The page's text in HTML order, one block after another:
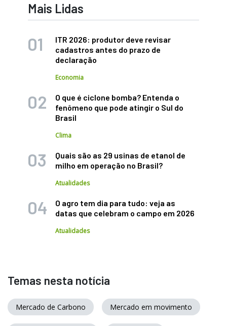
Mais Lidas
ITR 2026: produtor deve revisar
cadastros antes do prazo de
declaração
Economia
O que é ciclone bomba? Entenda o
fenômeno que pode atingir o Sul do
Brasil
Clima
Quais são as 29 usinas de etanol de
milho em operação no Brasil?
Atualidades
O agro tem dia para tudo: veja as
datas que celebram o campo em 2026
Atualidades
Temas nesta notícia
Mercado de Carbono Mercado em movimento